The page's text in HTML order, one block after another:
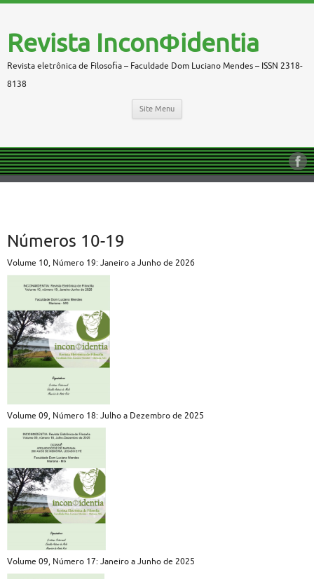
Revista InconΦidentia
Revista eletrônica de Filosofia – Faculdade Dom Luciano Mendes – ISSN 2318-
8138
Site Menu
Números 10-19
Volume 10, Número 19: Janeiro a Junho de 2026
Volume 09, Número 18: Julho a Dezembro de 2025
Volume 09, Número 17: Janeiro a Junho de 2025